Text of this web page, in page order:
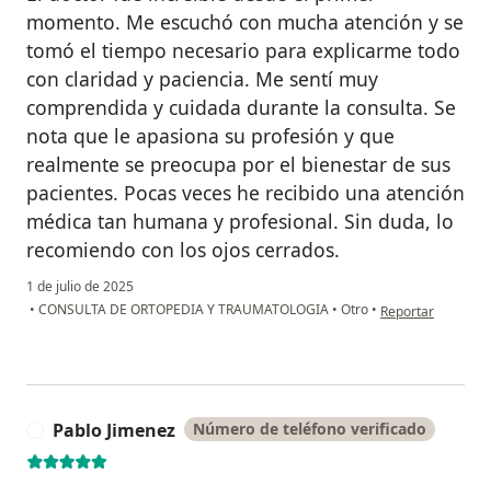
momento. Me escuchó con mucha atención y se
tomó el tiempo necesario para explicarme todo
con claridad y paciencia. Me sentí muy
comprendida y cuidada durante la consulta. Se
nota que le apasiona su profesión y que
realmente se preocupa por el bienestar de sus
pacientes. Pocas veces he recibido una atención
médica tan humana y profesional. Sin duda, lo
recomiendo con los ojos cerrados.
1 de julio de 2025
• CONSULTA DE ORTOPEDIA Y TRAUMATOLOGIA • Otro • en opinión del
Reportar
Pablo Jimenez Número de teléfono verificado